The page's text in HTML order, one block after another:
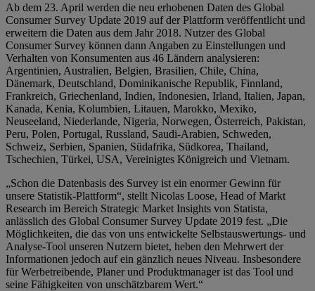
Ab dem 23. April werden die neu erhobenen Daten des Global
Consumer Survey Update 2019 auf der Plattform veröffentlicht und
erweitern die Daten aus dem Jahr 2018. Nutzer des Global
Consumer Survey können dann Angaben zu Einstellungen und
Verhalten von Konsumenten aus 46 Ländern analysieren:
Argentinien, Australien, Belgien, Brasilien, Chile, China,
Dänemark, Deutschland, Dominikanische Republik, Finnland,
Frankreich, Griechenland, Indien, Indonesien, Irland, Italien, Japan,
Kanada, Kenia, Kolumbien, Litauen, Marokko, Mexiko,
Neuseeland, Niederlande, Nigeria, Norwegen, Österreich, Pakistan,
Peru, Polen, Portugal, Russland, Saudi-Arabien, Schweden,
Schweiz, Serbien, Spanien, Südafrika, Südkorea, Thailand,
Tschechien, Türkei, USA, Vereinigtes Königreich und Vietnam.
„Schon die Datenbasis des Survey ist ein enormer Gewinn für
unsere Statistik-Plattform“, stellt Nicolas Loose, Head of Markt
Research im Bereich Strategic Market Insights von Statista,
anlässlich des Global Consumer Survey Update 2019 fest. „Die
Möglichkeiten, die das von uns entwickelte Selbstauswertungs- und
Analyse-Tool unseren Nutzern bietet, heben den Mehrwert der
Informationen jedoch auf ein gänzlich neues Niveau. Insbesondere
für Werbetreibende, Planer und Produktmanager ist das Tool und
seine Fähigkeiten von unschätzbarem Wert.“